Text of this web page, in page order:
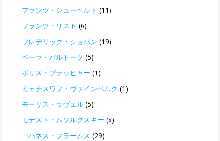
フランツ・シューベルト (11)
フランツ・リスト (6)
フレデリック・ショパン (19)
ベーラ・バルトーク (5)
ボリス・ブラッヒャー (1)
ミェチスワフ・ヴァインベルク (1)
モーリス・ラヴェル (5)
モデスト・ムソルグスキー (8)
ヨハネス・ブラームス (29)